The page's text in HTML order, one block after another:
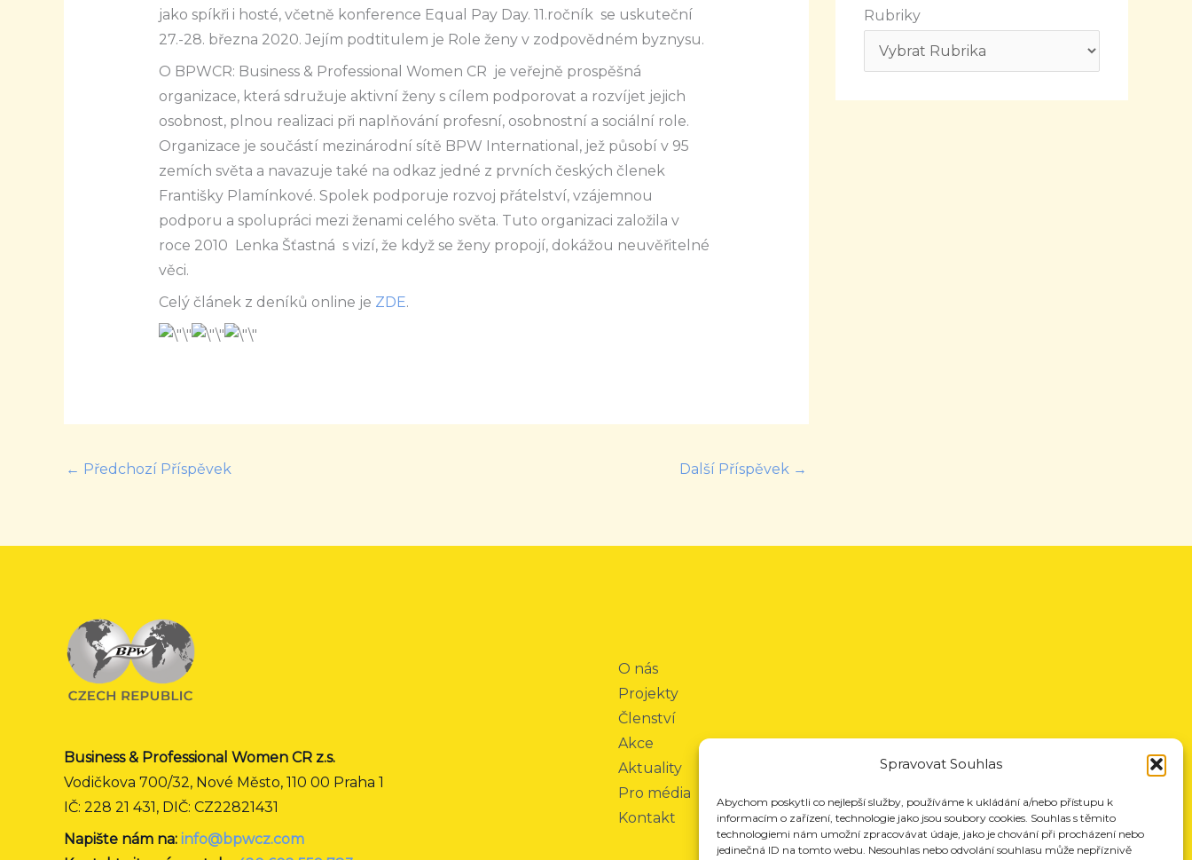
Spravovat Souhlas
Abychom poskytli co nejlepší služby, používáme k ukládání a/nebo přístupu k
informacím o zařízení, technologie jako jsou soubory cookies. Souhlas s těmito
technologiemi nám umožní zpracovávat údaje, jako je chování při procházení nebo
jedinečná ID na tomto webu. Nesouhlas nebo odvolání souhlasu může nepříznivě
jako spíkři i hosté, včetně konference Equal Pay Day. 11.ročník se uskuteční
27.-28. března 2020. Jejím podtitulem je Role ženy v zodpovědném byznysu.
O BPWCR: Business & Professional Women CR je veřejně prospěšná
organizace, která sdružuje aktivní ženy s cílem podporovat a rozvíjet jejich
osobnost, plnou realizaci při naplňování profesní, osobnostní a sociální role.
Organizace je součástí mezinárodní sítě BPW International, jež působí v 95
zemích světa a navazuje také na odkaz jedné z prvních českých členek
Františky Plamínkové. Spolek podporuje rozvoj přátelství, vzájemnou
podporu a spolupráci mezi ženami celého světa. Tuto organizaci založila v
roce 2010 Lenka Šťastná s vizí, že když se ženy propojí, dokážou neuvěřitelné
věci.
Celý článek z deníků online je ZDE.
← Předchozí Příspěvek Další Příspěvek →
Rubriky
Business & Professional Women CR z.s.
Vodičkova 700/32, Nové Město, 110 00 Praha 1
IČ: 228 21 431, DIČ: CZ22821431
Napište nám na: info@bpwcz.com
O nás
Projekty
Členství
Akce
Aktuality
Pro média
Kontakt